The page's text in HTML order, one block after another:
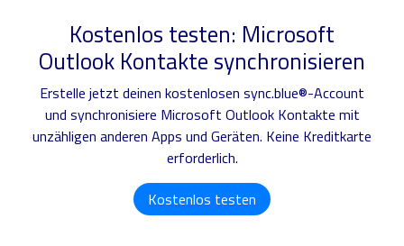
Kostenlos testen: Microsoft
Outlook Kontakte synchronisieren
Erstelle jetzt deinen kostenlosen sync.blue®-Account
und synchronisiere Microsoft Outlook Kontakte mit
unzähligen anderen Apps und Geräten. Keine Kreditkarte
erforderlich.
Kostenlos testen